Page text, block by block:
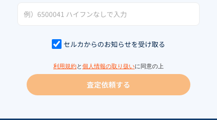
セルカからのお知らせを受け取る
利用規約と 個人情報の取り扱いに同意の上
査定依頼する